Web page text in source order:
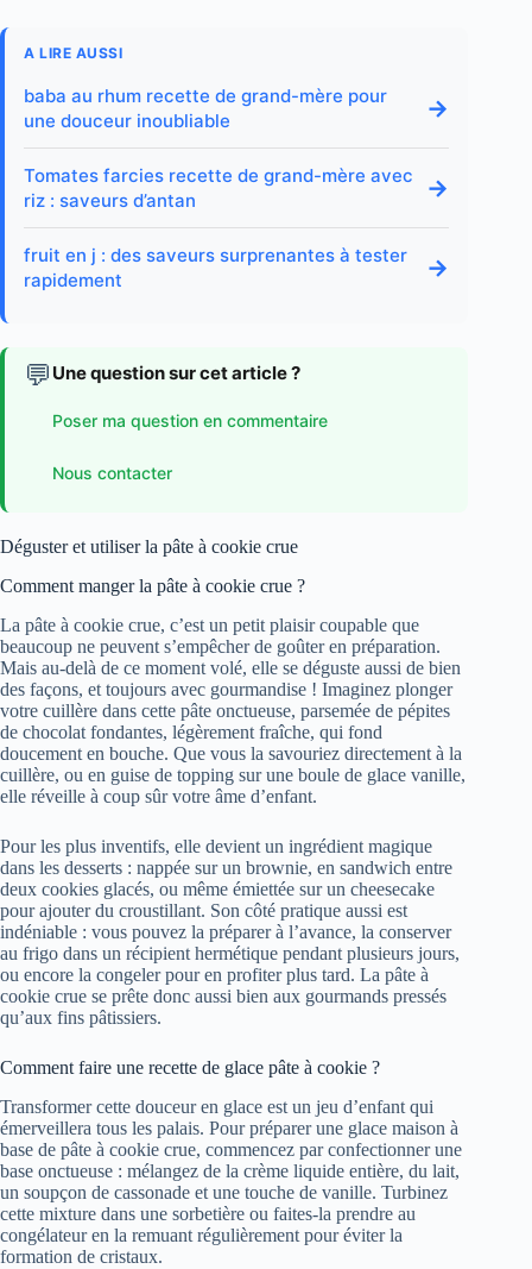
A LIRE AUSSI
baba au rhum recette de grand-mère pour
une douceur inoubliable
→
Tomates farcies recette de grand-mère avec
riz : saveurs d’antan
→
fruit en j : des saveurs surprenantes à tester
rapidement
→
💬 Une question sur cet article ?
Poser ma question en commentaire
Nous contacter
Déguster et utiliser la pâte à cookie crue
Comment manger la pâte à cookie crue ?
La pâte à cookie crue, c’est un petit plaisir coupable que
beaucoup ne peuvent s’empêcher de goûter en préparation.
Mais au-delà de ce moment volé, elle se déguste aussi de bien
des façons, et toujours avec gourmandise ! Imaginez plonger
votre cuillère dans cette pâte onctueuse, parsemée de pépites
de chocolat fondantes, légèrement fraîche, qui fond
doucement en bouche. Que vous la savouriez directement à la
cuillère, ou en guise de topping sur une boule de glace vanille,
elle réveille à coup sûr votre âme d’enfant.
Pour les plus inventifs, elle devient un ingrédient magique
dans les desserts : nappée sur un brownie, en sandwich entre
deux cookies glacés, ou même émiettée sur un cheesecake
pour ajouter du croustillant. Son côté pratique aussi est
indéniable : vous pouvez la préparer à l’avance, la conserver
au frigo dans un récipient hermétique pendant plusieurs jours,
ou encore la congeler pour en profiter plus tard. La pâte à
cookie crue se prête donc aussi bien aux gourmands pressés
qu’aux fins pâtissiers.
Comment faire une recette de glace pâte à cookie ?
Transformer cette douceur en glace est un jeu d’enfant qui
émerveillera tous les palais. Pour préparer une glace maison à
base de pâte à cookie crue, commencez par confectionner une
base onctueuse : mélangez de la crème liquide entière, du lait,
un soupçon de cassonade et une touche de vanille. Turbinez
cette mixture dans une sorbetière ou faites-la prendre au
congélateur en la remuant régulièrement pour éviter la
formation de cristaux.